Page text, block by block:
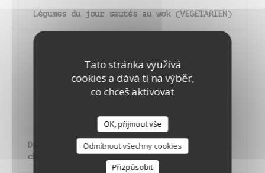
Tato stránka využívá
cookies a dává ti na výběr,
co chceš aktivovat
OK, přijmout vše
Odmítnout všechny cookies
Přizpůsobit
Légumes du jour sautés au wok (VEGETARIEN)
DESSERTS À LA CARTE
Dessert à base de fruits frais de saison
Douceur meringuée au coulis de fruits ou au
chocolat